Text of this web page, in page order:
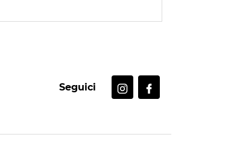
Seguici